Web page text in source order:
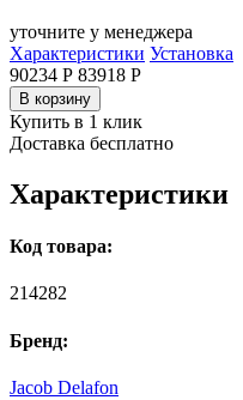
уточните у менеджера
Характеристики Установка
90234 Р 83918 Р
В корзину
Купить в 1 клик
Доставка бесплатно
Характеристики
Код товара:
214282
Бренд:
Jacob Delafon